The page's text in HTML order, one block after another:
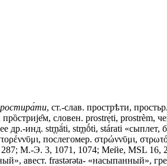
, ст.-слав. прострѣти,
прȍстриjе̑м, словен. prostrẹ́ti, prostrèm,
др.-инд. str̥ṇā́ti, str̥ṇṓti, stárati «сыплет,
послегомер. στρώννῡμι,
287; М.-Э. 3, 1071, 1074; Мейе, МSL
авест. frastǝrǝta- «насыпанный»,